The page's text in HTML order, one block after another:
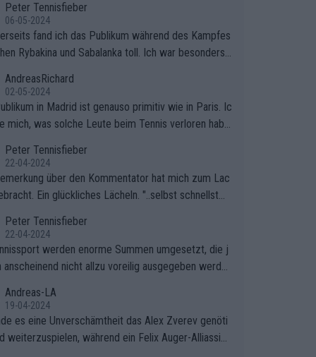
Peter Tennisfieber
06-05-2024
fand ich das Publikum während des Kampfes
Rybakina und Sabalanka toll. Ich war besonders ü
AndreasRichard
02-05-2024
in Madrid ist genauso primitiv wie in Paris. Ic
mich, was solche Leute beim Tennis verloren habe
Peter Tennisfieber
22-04-2024
über den Kommentator hat mich zum Lac
Ein glückliches Lächeln. "..selbst schnellstmö
Peter Tennisfieber
22-04-2024
werden enorme Summen umgesetzt, die j
anscheinend nicht allzu voreilig ausgegeben werde
Andreas-LA
19-04-2024
es eine Unverschämtheit das Alex Zverev genöti
weiterzuspielen, während ein Felix Auger-Alliassim